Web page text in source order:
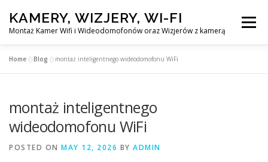
content
KAMERY, WIZJERY, WI-FI
Montaż Kamer Wifi i Wideodomofonów oraz Wizjerów z kamerą
Menu
MONTAŻ WIDEDOMOFONÓW
Home »Blog »montaż inteligentnego wideodomofonu WiFi
montaż inteligentnego
wideodomofonu WiFi
POSTED ON MAY 12, 2026 BY ADMIN